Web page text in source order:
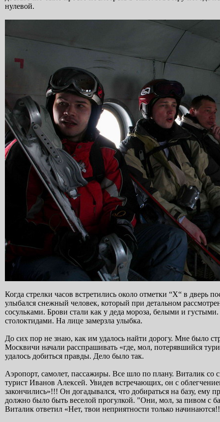
нулевой.
Когда стрелки часов встретились около отметки “X“ в дверь
улыбался снежный человек, который при детальном
сосульками. Брови стали как у деда мороза, белыми и
столоктидами. На лице замерзла улыбка.
До сих пор не знаю, как им удалось найти дорогу. Мне было
Москвичи начали расспрашивать «где, мол, потерявшийся
удалось добиться правды. Дело было так.
Аэропорт, самолет, пассажиры. Все шло по плану. Виталик со
турист Иванов Алексей. Увидев встречающих, он с
закончились»!!! Он догадывался, что добираться на базу, ему
должно было быть веселой прогулкой. "Они, мол, за пивом с
Виталик ответил «Нет, твои неприятности только